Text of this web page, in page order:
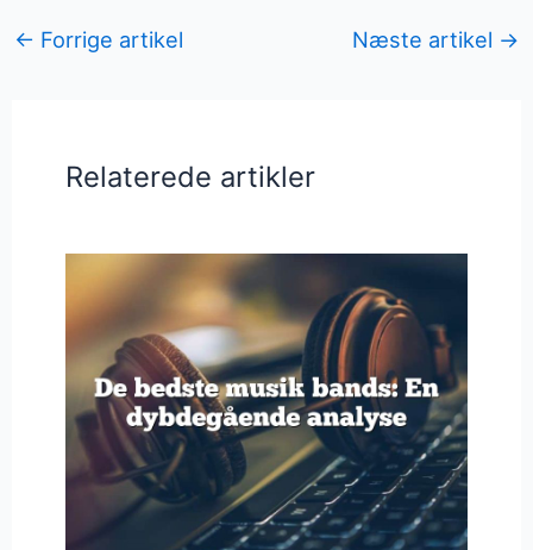
← Forrige artikel Næste artikel →
Relaterede artikler